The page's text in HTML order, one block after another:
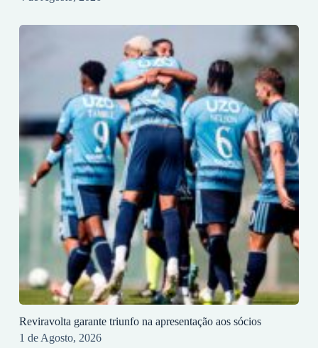
Reviravolta garante triunfo na apresentação aos sócios
1 de Agosto, 2026